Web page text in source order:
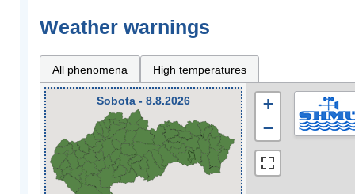
Weather warnings
All phenomena High temperatures
Sobota - 8.8.2026
+
−